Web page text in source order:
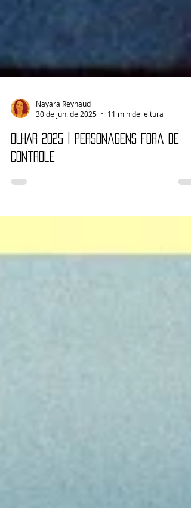
30 de jun. de 2025
11 min de leitura
OLHAR 2025 | Personagens fora de
controle